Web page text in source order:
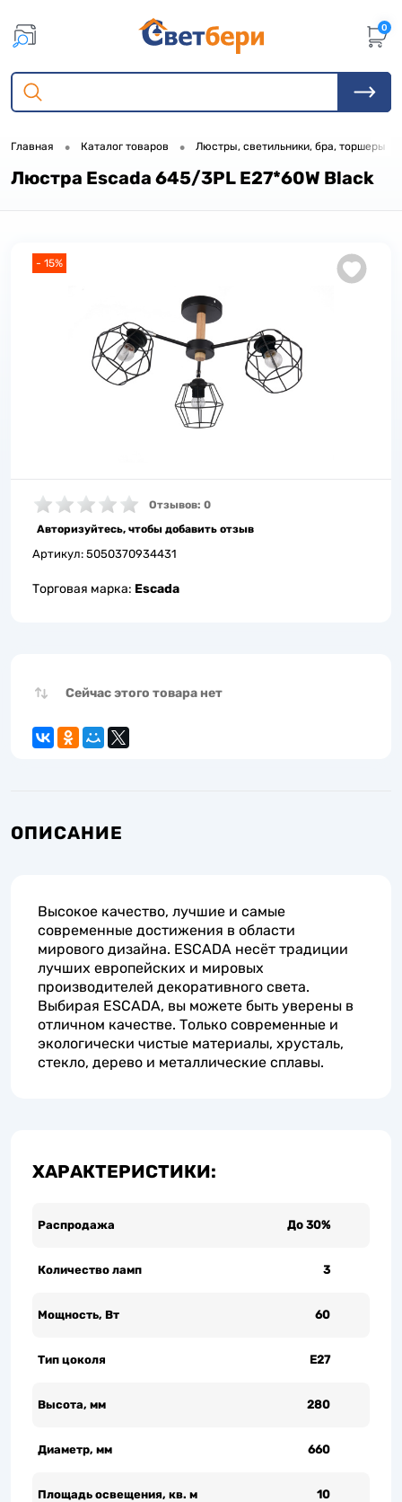
0
Главная • Каталог товаров • Люстры, светильники, бра, торшеры
Люстра Escada 645/3PL E27*60W Black
- 15%
Отзывов: 0
Авторизуйтесь, чтобы добавить отзыв
Артикул: 5050370934431
Торговая марка: Escada
Сейчас этого товара нет
ОПИСАНИЕ
Высокое качество, лучшие и самые
современные достижения в области
мирового дизайна. ESCADA несёт традиции
лучших европейских и мировых
производителей декоративного света.
Выбирая ESCADA, вы можете быть уверены в
отличном качестве. Только современные и
экологически чистые материалы, хрусталь,
стекло, дерево и металлические сплавы.
ХАРАКТЕРИСТИКИ:
Распродажа До 30%
Количество ламп 3
Мощность, Вт 60
Тип цоколя Е27
Высота, мм 280
Диаметр, мм 660
Площадь освещения, кв. м 10